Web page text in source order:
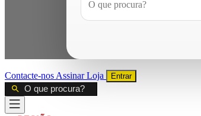
Contacte-nos AssinarLoja Entrar